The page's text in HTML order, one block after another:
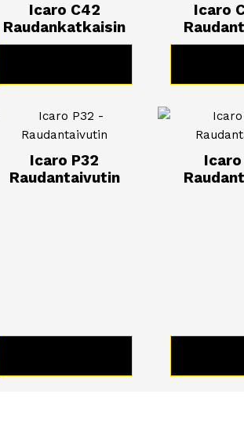
Icaro C42
Raudankatkaisin
Icaro
Icaro P32
Raudantaivutin
Icaro